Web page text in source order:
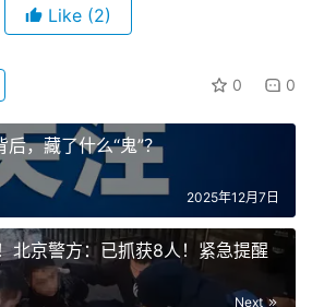
Like (2)
0 0
后，藏了什么“鬼”？
2025年12月7日
北京警方：已抓获8人！紧急提醒
Next